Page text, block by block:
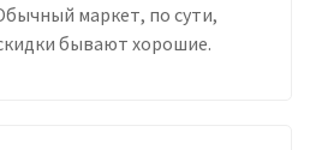
маркет, по сути,
бывают хорошие.